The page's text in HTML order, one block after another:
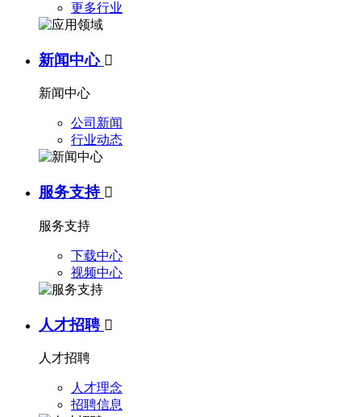
更多行业
新闻中心 
新闻中心
公司新闻
行业动态
服务支持 
服务支持
下载中心
视频中心
人才招聘 
人才招聘
人才理念
招聘信息